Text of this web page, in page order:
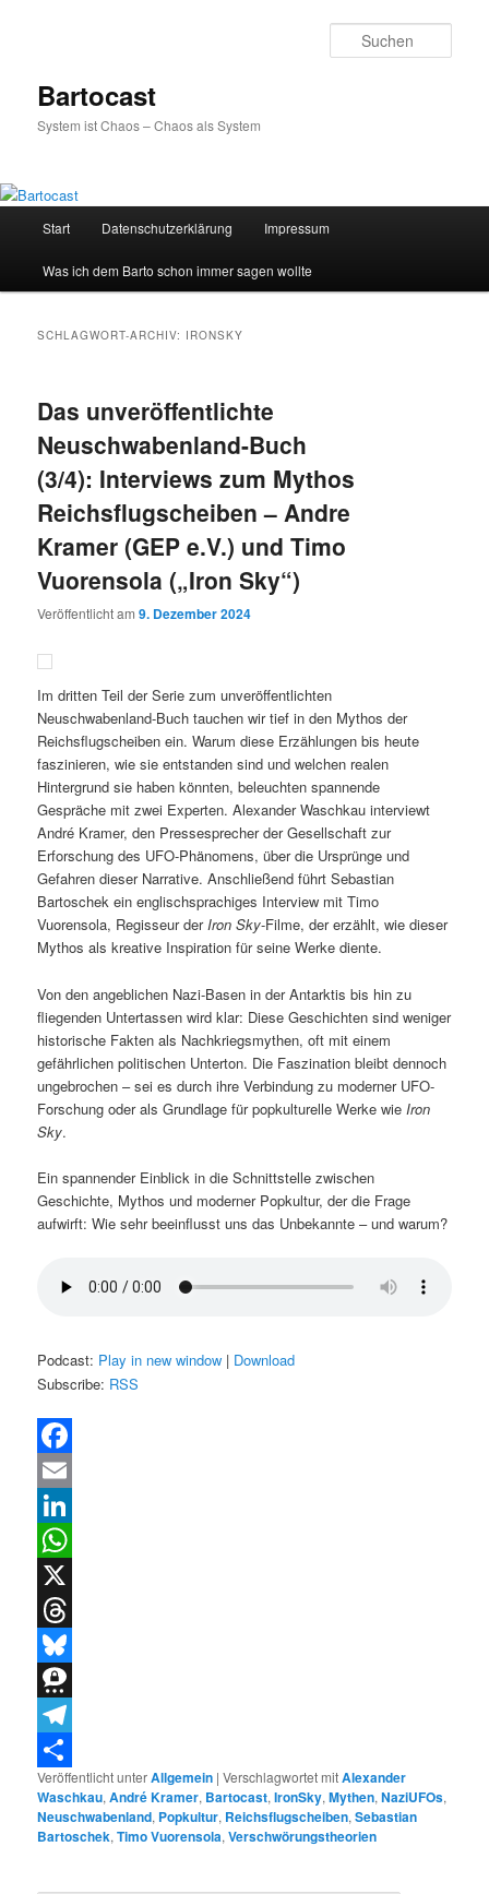
Bartocast
System ist Chaos – Chaos als System
Start Datenschutzerklärung Impressum
Was ich dem Barto schon immer sagen wollte
SCHLAGWORT-ARCHIV: IRONSKY
Das unveröffentlichte
Neuschwabenland-Buch
(3/4): Interviews zum Mythos
Reichsflugscheiben – Andre
Kramer (GEP e.V.) und Timo
Vuorensola („Iron Sky“)
Veröffentlicht am9. Dezember 2024
Im dritten Teil der Serie zum unveröffentlichten
Neuschwabenland-Buch tauchen wir tief in den Mythos der
Reichsflugscheiben ein. Warum diese Erzählungen bis heute
faszinieren, wie sie entstanden sind und welchen realen
Hintergrund sie haben könnten, beleuchten spannende
Gespräche mit zwei Experten. Alexander Waschkau interviewt
André Kramer, den Pressesprecher der Gesellschaft zur
Erforschung des UFO-Phänomens, über die Ursprünge und
Gefahren dieser Narrative. Anschließend führt Sebastian
Bartoschek ein englischsprachiges Interview mit Timo
Vuorensola, Regisseur derIron Sky-Filme, der erzählt, wie dieser
Mythos als kreative Inspiration für seine Werke diente.
Von den angeblichen Nazi-Basen in der Antarktis bis hin zu
fliegenden Untertassen wird klar: Diese Geschichten sind weniger
historische Fakten als Nachkriegsmythen, oft mit einem
gefährlichen politischen Unterton. Die Faszination bleibt dennoch
ungebrochen – sei es durch ihre Verbindung zu moderner UFO-
Forschung oder als Grundlage für popkulturelle Werke wie Iron
Sky.
Ein spannender Einblick in die Schnittstelle zwischen
Geschichte, Mythos und moderner Popkultur, der die Frage
aufwirft: Wie sehr beeinflusst uns das Unbekannte – und warum?
Podcast: Play in new window | Download
Subscribe: RSS
Facebook
Email
LinkedIn
WhatsApp
X
Threads
Bluesky
Threema
Telegram
Teilen
Veröffentlicht unterAllgemein |Verschlagwortet mitAlexander
Waschkau,André Kramer, Bartocast,IronSky,Mythen,NaziUFOs,
Neuschwabenland, Popkultur, Reichsflugscheiben,Sebastian
Bartoschek,Timo Vuorensola,Verschwörungstheorien